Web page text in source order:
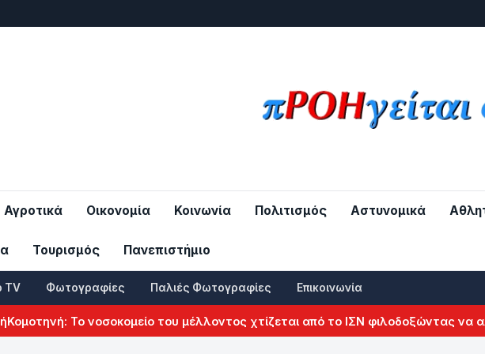
Αγροτικά Οικονομία Κοινωνία Πολιτισμός Αστυνομικά
Τουρισμός Πανεπιστήμιο
TV Φωτογραφίες Παλιές Φωτογραφίες Επικοινωνία
Το νοσοκομείο του μέλλοντος χτίζεται από το ΙΣΝ φιλοδοξώντας να